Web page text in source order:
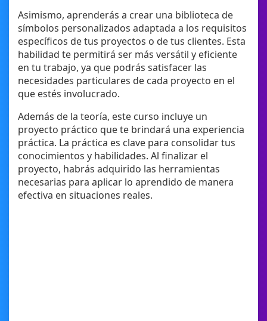
Asimismo, aprenderás a crear una biblioteca de
símbolos personalizados adaptada a los requisitos
específicos de tus proyectos o de tus clientes. Esta
habilidad te permitirá ser más versátil y eficiente
en tu trabajo, ya que podrás satisfacer las
necesidades particulares de cada proyecto en el
que estés involucrado.
Además de la teoría, este curso incluye un
proyecto práctico que te brindará una experiencia
práctica. La práctica es clave para consolidar tus
conocimientos y habilidades. Al finalizar el
proyecto, habrás adquirido las herramientas
necesarias para aplicar lo aprendido de manera
efectiva en situaciones reales.